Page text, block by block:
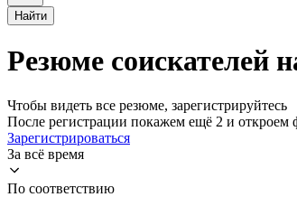
Найти
Резюме соискателей
Чтобы видеть все резюме, зарегистрируйтесь
После регистрации покажем ещё 2 и откроем
Зарегистрироваться
За всё время
По соответствию